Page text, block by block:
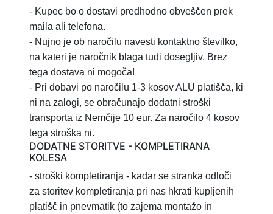
- Kupec bo o dostavi predhodno obveščen prek
maila ali telefona.
- Nujno je ob naročilu navesti kontaktno številko,
na kateri je naročnik blaga tudi dosegljiv. Brez
tega dostava ni mogoča!
- Pri dobavi po naročilu 1-3 kosov ALU platišča, ki
ni na zalogi, se obračunajo dodatni stroški
transporta iz Nemčije 10 eur. Za naročilo 4 kosov
tega stroška ni.
DODATNE STORITVE - KOMPLETIRANA
KOLESA
- stroški kompletiranja - kadar se stranka odloči
za storitev kompletiranja pri nas hkrati kupljenih
platišč in pnevmatik (to zajema montažo in